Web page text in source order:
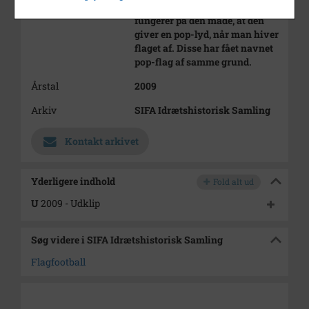
fungerer på den måde, at den
giver en pop-lyd, når man hiver
flaget af. Disse har fået navnet
pop-flag af samme grund.
Årstal
2009
Arkiv
SIFA Idrætshistorisk Samling
Kontakt arkivet
Yderligere indhold Fold alt ud
U 2009 - Udklip
Søg videre i SIFA Idrætshistorisk Samling
Flagfootball